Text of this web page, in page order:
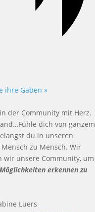
ihre Gaben »
der Community mit Herz.
dich von ganzem
du in unseren
zu Mensch. Wir
unsere Community, um
erkennen zu
Lüers